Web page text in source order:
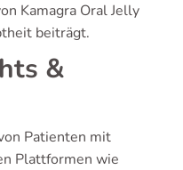
Kamagra Oral Jelly
beiträgt.
&
Patienten mit
Plattformen wie